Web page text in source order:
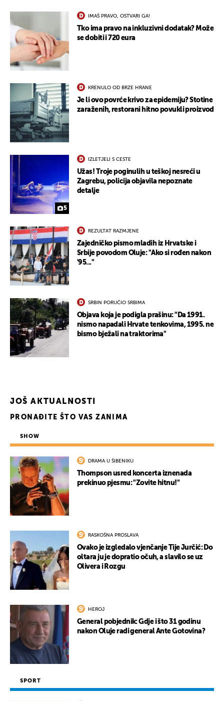
IMAŠ PRAVO, OSTVARI GA!
Tko ima pravo na inkluzivni dodatak? Može
se dobiti i 720 eura
KRENULO OD BRZE HRANE
Je li ovo povrće krivo za epidemiju? Stotine
zaraženih, restorani hitno povukli proizvod
5
IZLETJELI S CESTE
Užas! Troje poginulih u teškoj nesreći u
Zagrebu, policija objavila nepoznate
detalje
REZULTAT RAZMJENE
Zajedničko pismo mladih iz Hrvatske i
Srbije povodom Oluje: "Ako si rođen nakon
'95..."
SRBIN PORUČIO SRBIMA
Objava koja je podigla prašinu: "Da 1991.
nismo napadali Hrvate tenkovima, 1995. ne
bismo bježali na traktorima"
JOŠ AKTUALNOSTI
PRONAĐITE ŠTO VAS ZANIMA
SHOW
DRAMA U ŠIBENIKU
Thompson usred koncerta iznenada
prekinuo pjesmu: "Zovite hitnu!"
RASKOŠNA PROSLAVA
Ovako je izgledalo vjenčanje Tije Jurčić: Do
oltara ju je dopratio očuh, a slavilo se uz
Olivera i Rozgu
HEROJ
General pobjednik: Gdje i što 31 godinu
nakon Oluje radi general Ante Gotovina?
SPORT